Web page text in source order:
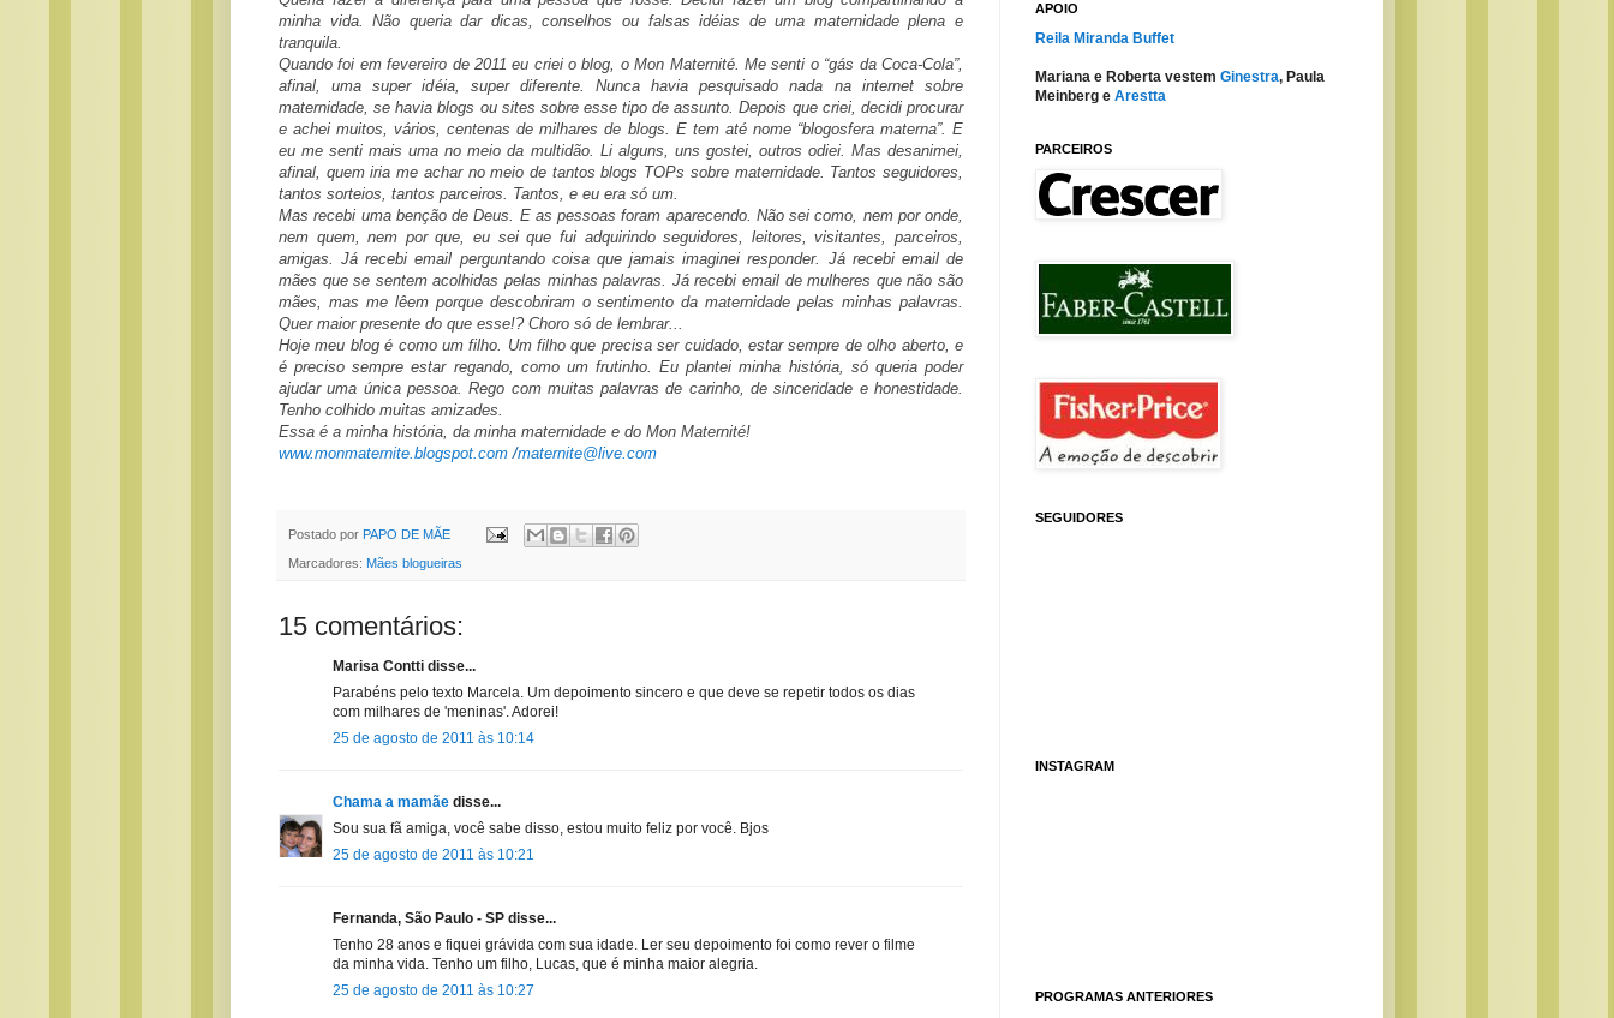
minha vida. Não queria dar dicas, conselhos ou falsas idéias de uma maternidade plena e
tranquila.
Quando foi em fevereiro de 2011 eu criei o blog, o Mon Maternité. Me senti o “gás da Coca-Cola”,
afinal, uma super idéia, super diferente. Nunca havia pesquisado nada na internet sobre
maternidade, se havia blogs ou sites sobre esse tipo de assunto. Depois que criei, decidi procurar
e achei muitos, vários, centenas de milhares de blogs. E tem até nome “blogosfera materna”. E
eu me senti mais uma no meio da multidão. Li alguns, uns gostei, outros odiei. Mas desanimei,
afinal, quem iria me achar no meio de tantos blogs TOPs sobre maternidade. Tantos seguidores,
tantos sorteios, tantos parceiros. Tantos, e eu era só um.
Mas recebi uma benção de Deus. E as pessoas foram aparecendo. Não sei como, nem por onde,
nem quem, nem por que, eu sei que fui adquirindo seguidores, leitores, visitantes, parceiros,
amigas. Já recebi email perguntando coisa que jamais imaginei responder. Já recebi email de
mães que se sentem acolhidas pelas minhas palavras. Já recebi email de mulheres que não são
mães, mas me lêem porque descobriram o sentimento da maternidade pelas minhas palavras.
Quer maior presente do que esse!? Choro só de lembrar...
Hoje meu blog é como um filho. Um filho que precisa ser cuidado, estar sempre de olho aberto, e
é preciso sempre estar regando, como um frutinho. Eu plantei minha história, só queria poder
ajudar uma única pessoa. Rego com muitas palavras de carinho, de sinceridade e honestidade.
Tenho colhido muitas amizades.
Essa é a minha história, da minha maternidade e do Mon Maternité!
www.monmaternite.blogspot.com /maternite@live.com
Postado por PAPO DE MÃE
Marcadores: Mães blogueiras
15 comentários:
Marisa Contti disse...
Parabéns pelo texto Marcela. Um depoimento sincero e que deve se repetir todos os dias
com milhares de 'meninas'. Adorei!
25 de agosto de 2011 às 10:14
Chama a mamãe disse...
Sou sua fã amiga, você sabe disso, estou muito feliz por você. Bjos
25 de agosto de 2011 às 10:21
Fernanda, São Paulo - SP disse...
Tenho 28 anos e fiquei grávida com sua idade. Ler seu depoimento foi como rever o filme
da minha vida. Tenho um filho, Lucas, que é minha maior alegria.
25 de agosto de 2011 às 10:27
APOIO
Reila Miranda Buffet
Mariana e Roberta vestem Ginestra, Paula
Meinberg e Arestta
PARCEIROS
SEGUIDORES
INSTAGRAM
PROGRAMAS ANTERIORES